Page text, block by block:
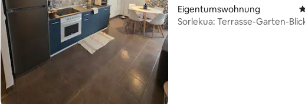
Bewertung: 4,97 von 5, 39 Bewertungen
Eigentumswohnung
Sorlekua: Terrasse-Garten-